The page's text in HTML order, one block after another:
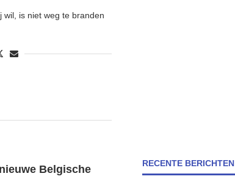
wil, is niet weg te branden
Belgische
RECENTE BERICHTEN